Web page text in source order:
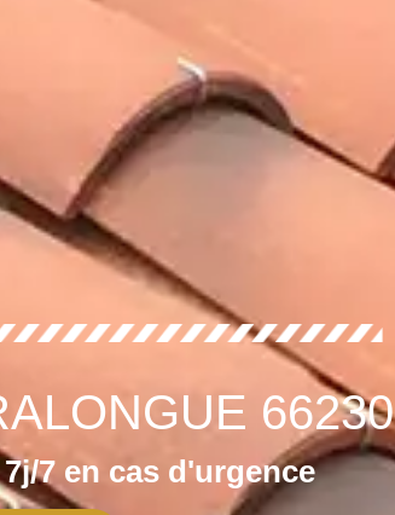
66230
7 en cas d'urgence